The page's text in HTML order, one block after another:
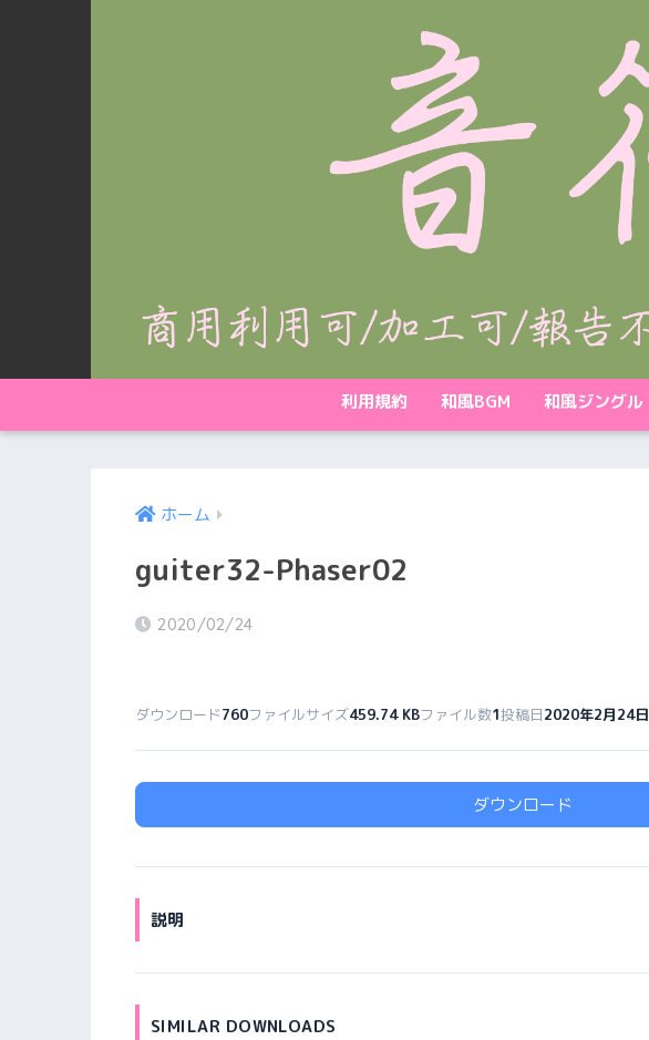
利用規約 和風BGM 和風ジングル
ホーム
guiter32-Phaser02
2020/02/24
ダウンロード760ファイルサイズ459.74 KBファイル数1投稿日2020年2月24日
ダウンロード
説明
SIMILAR DOWNLOADS